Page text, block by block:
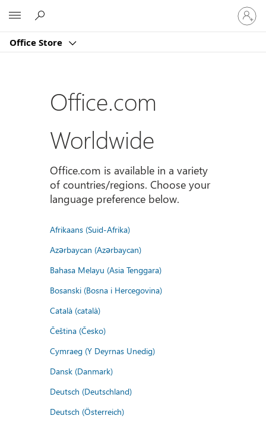
Office Store
Sign
in
to
account
Office.com
Worldwide
Office.com is available in a variety
of countries/regions. Choose your
language preference below.
Afrikaans (Suid-Afrika)
Azərbaycan (Azərbaycan)
Bahasa Melayu (Asia Tenggara)
Bosanski (Bosna i Hercegovina)
Català (català)
Čeština (Česko)
Cymraeg (Y Deyrnas Unedig)
Dansk (Danmark)
Deutsch (Deutschland)
Deutsch (Österreich)